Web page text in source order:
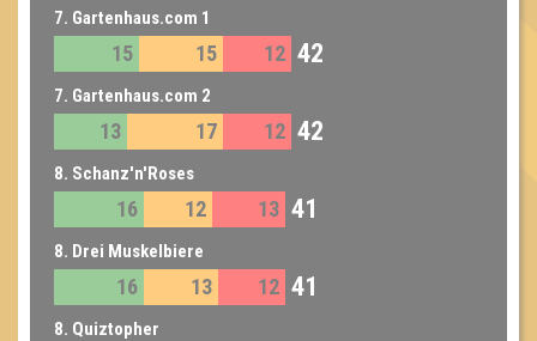
7. Gartenhaus.com 1
15 15 12 42
7. Gartenhaus.com 2
13 17 12 42
8. Schanz'n'Roses
16 12 13 41
8. Drei Muskelbiere
16 13 12 41
8. Quiztopher